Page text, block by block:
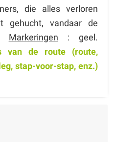
die alles verloren
gehucht, vandaar de
Markeringen : geel.
van de route (route,
stap-voor-stap, enz.)